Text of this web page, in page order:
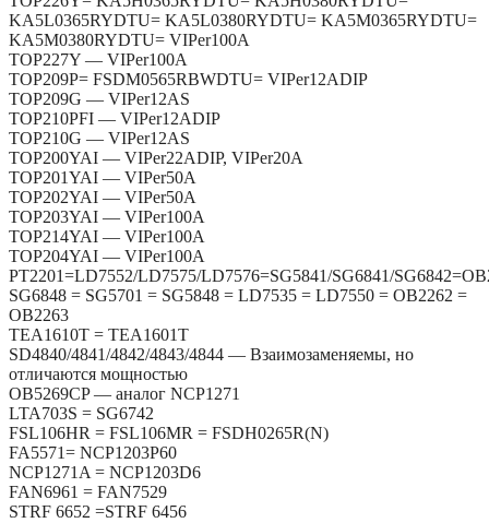
KA5L0365RYDTU= KA5L0380RYDTU= KA5M0365RYDTU=
KA5M0380RYDTU= VIPer100A
TOP227Y — VIPer100A
TOP209P= FSDM0565RBWDTU= VIPer12ADIP
TOP209G — VIPer12AS
TOP210PFI — VIPer12ADIP
TOP210G — VIPer12AS
TOP200YAI — VIPer22ADIP, VIPer20A
TOP201YAI — VIPer50A
TOP202YAI — VIPer50A
TOP203YAI — VIPer100A
TOP214YAI — VIPer100A
TOP204YAI — VIPer100A
PT2201=LD7552/LD7575/LD7576=SG5841/SG6841/
SG6848 = SG5701 = SG5848 = LD7535 = LD7550 = OB2262 =
OB2263
TEA1610T = TEA1601T
SD4840/4841/4842/4843/4844 — Взаимозаменяемы, но
отличаются мощностью
OB5269CP — аналог NCP1271
LTA703S = SG6742
FSL106HR = FSL106MR = FSDH0265R(N)
FA5571= NCP1203P60
NCP1271A = NCP1203D6
FAN6961 = FAN7529
STRF 6652 =STRF 6456